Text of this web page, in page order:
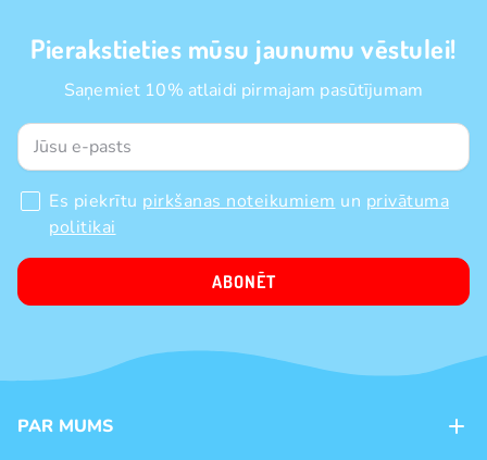
Pierakstieties mūsu jaunumu vēstulei!
Saņemiet 10% atlaidi pirmajam pasūtījumam
Es piekrītu pirkšanas noteikumiem un privātuma
politikai
ABONĒT
PAR MUMS